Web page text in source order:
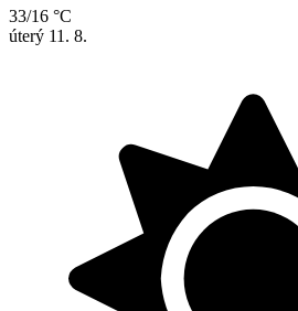
33/16 °C
úterý 11. 8.